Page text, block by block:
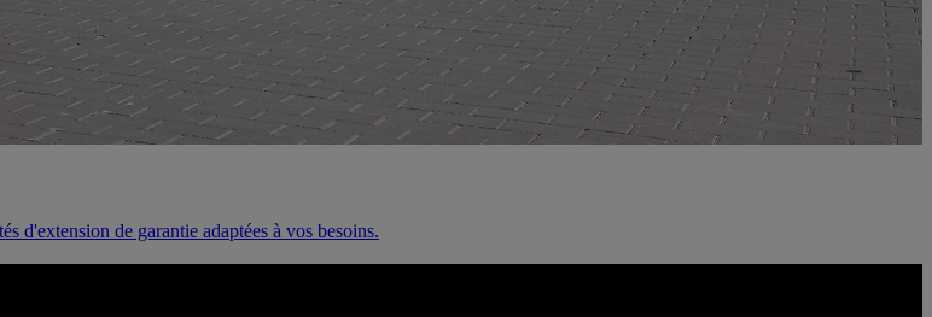
d'extension de garantie adaptées à vos besoins.